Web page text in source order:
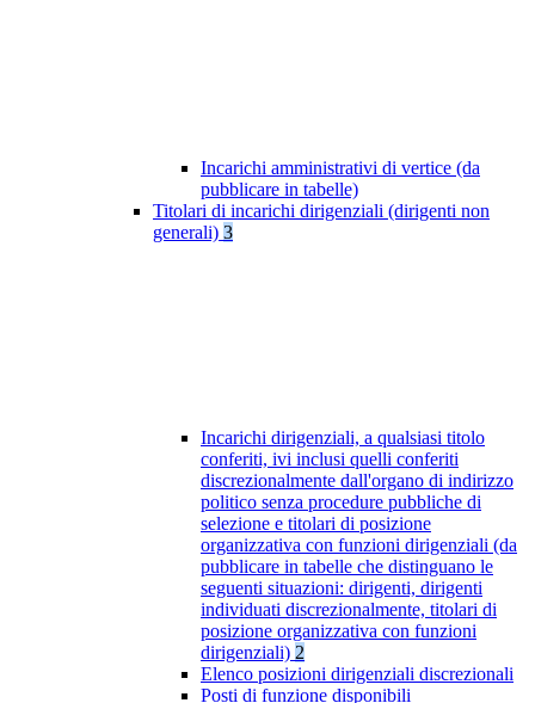
Incarichi amministrativi di vertice (da
pubblicare in tabelle)
Titolari di incarichi dirigenziali (dirigenti non
generali) 3
Incarichi dirigenziali, a qualsiasi titolo
conferiti, ivi inclusi quelli conferiti
discrezionalmente dall'organo di indirizzo
politico senza procedure pubbliche di
selezione e titolari di posizione
organizzativa con funzioni dirigenziali (da
pubblicare in tabelle che distinguano le
seguenti situazioni: dirigenti, dirigenti
individuati discrezionalmente, titolari di
posizione organizzativa con funzioni
dirigenziali) 2
Elenco posizioni dirigenziali discrezionali
Posti di funzione disponibili